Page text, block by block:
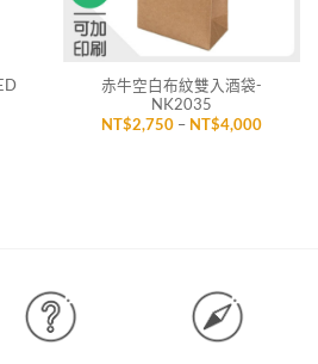
赤牛空白布紋雙入酒袋-
NK2035
NT$2,750 – NT$4,000價